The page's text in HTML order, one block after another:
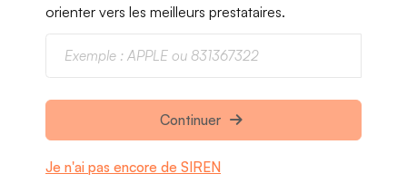
orienter vers les meilleurs prestataires.
Continuer
Je n'ai pas encore de SIREN